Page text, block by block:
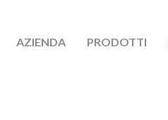
AZIENDA PRODOTTI